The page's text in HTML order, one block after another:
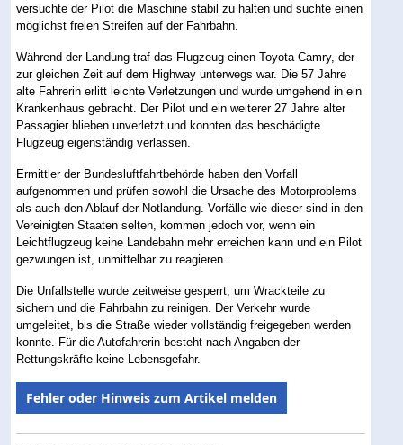
versuchte der Pilot die Maschine stabil zu halten und suchte einen
möglichst freien Streifen auf der Fahrbahn.
Während der Landung traf das Flugzeug einen Toyota Camry, der
zur gleichen Zeit auf dem Highway unterwegs war. Die 57 Jahre
alte Fahrerin erlitt leichte Verletzungen und wurde umgehend in ein
Krankenhaus gebracht. Der Pilot und ein weiterer 27 Jahre alter
Passagier blieben unverletzt und konnten das beschädigte
Flugzeug eigenständig verlassen.
Ermittler der Bundesluftfahrtbehörde haben den Vorfall
aufgenommen und prüfen sowohl die Ursache des Motorproblems
als auch den Ablauf der Notlandung. Vorfälle wie dieser sind in den
Vereinigten Staaten selten, kommen jedoch vor, wenn ein
Leichtflugzeug keine Landebahn mehr erreichen kann und ein Pilot
gezwungen ist, unmittelbar zu reagieren.
Die Unfallstelle wurde zeitweise gesperrt, um Wrackteile zu
sichern und die Fahrbahn zu reinigen. Der Verkehr wurde
umgeleitet, bis die Straße wieder vollständig freigegeben werden
konnte. Für die Autofahrerin besteht nach Angaben der
Rettungskräfte keine Lebensgefahr.
Fehler oder Hinweis zum Artikel melden